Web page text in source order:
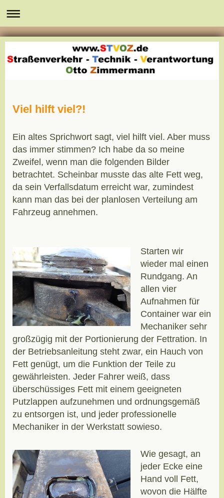
Viel hilft viel?!
Ein altes Sprichwort sagt, viel hilft viel. Aber muss
das immer stimmen? Ich habe da so meine
Zweifel, wenn man die folgenden Bilder
betrachtet. Scheinbar musste das alte Fett weg,
da sein Verfallsdatum erreicht war, zumindest
kann man das bei der planlosen Verteilung am
Fahrzeug annehmen.
Starten wir
wieder mal einen
Rundgang. An
allen vier
Aufnahmen für
Container war ein
Mechaniker sehr
großzügig mit der Portionierung der Fettration. In
der Betriebsanleitung steht zwar, ein Hauch von
Fett genügt, um die Funktion der Teile zu
gewährleisten. Jeder Fahrer weiß, dass
überschüssiges Fett mit einem geeigneten
Putzlappen aufzunehmen und ordnungsgemäß
zu entsorgen ist, und jeder professionelle
Mechaniker in der Werkstatt sowieso.
Wie gesagt, an
jeder Ecke eine
Hand voll Fett,
wovon die Hälfte